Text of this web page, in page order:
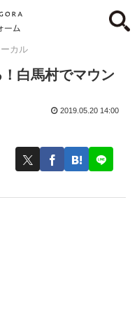
ーカル
白馬村でマウン
2019.05.20 14:00